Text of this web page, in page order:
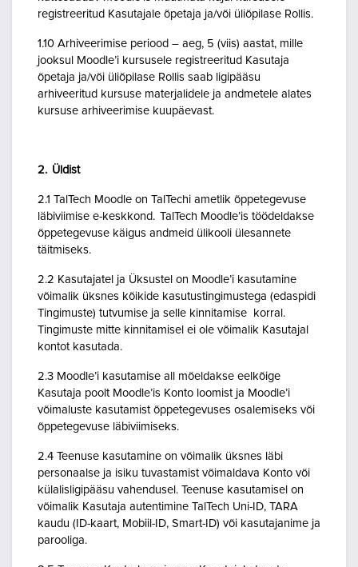
registreeritud Kasutajale õpetaja ja/või üliõpilase Rollis.
1.10 Arhiveerimise periood – aeg, 5 (viis) aastat, mille
jooksul Moodle’i kursusele registreeritud Kasutaja
õpetaja ja/või üliõpilase Rollis saab ligipääsu
arhiveeritud kursuse materjalidele ja andmetele alates
kursuse arhiveerimise kuupäevast.
2. Üldist
2.1 TalTech Moodle on TalTechi ametlik õppetegevuse
läbiviimise e-keskkond. TalTech Moodle’is töödeldakse
õppetegevuse käigus andmeid ülikooli ülesannete
täitmiseks.
2.2 Kasutajatel ja Üksustel on Moodle’i kasutamine
võimalik üksnes kõikide kasutustingimustega (edaspidi
Tingimuste) tutvumise ja selle kinnitamise korral.
Tingimuste mitte kinnitamisel ei ole võimalik Kasutajal
kontot kasutada.
2.3 Moodle’i kasutamise all mõeldakse eelkõige
Kasutaja poolt Moodle’is Konto loomist ja Moodle’i
võimaluste kasutamist õppetegevuses osalemiseks või
õppetegevuse läbiviimiseks.
2.4 Teenuse kasutamine on võimalik üksnes läbi
personaalse ja isiku tuvastamist võimaldava Konto või
külalisligipääsu vahendusel. Teenuse kasutamisel on
võimalik Kasutaja autentimine TalTech Uni-ID, TARA
kaudu (ID-kaart, Mobiil-ID, Smart-ID) või kasutajanime ja
parooliga.